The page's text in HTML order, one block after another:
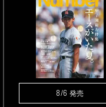
8/6 発売